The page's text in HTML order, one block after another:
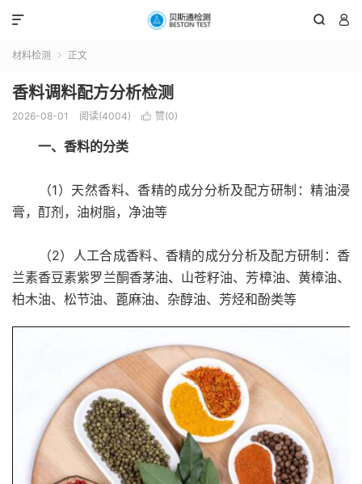
 

材料检测  正文
香料调料配方分析检测
2026-08-01 阅读(4004)  赞(0)
一、香料的分类
（1）天然香料、香精的成分分析及配方研制：精油浸
膏，酊剂，油树脂，净油等
（2）人工合成香料、香精的成分分析及配方研制：香
兰素香豆素紫罗兰酮香茅油、山苍籽油、芳樟油、黄樟油、
柏木油、松节油、蓖麻油、杂醇油、芳烃和酚类等